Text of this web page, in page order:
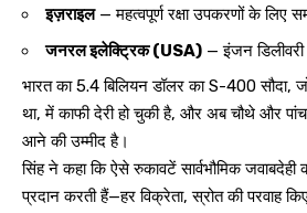
इज़राइल— महत्वपूर्ण रक्षा उपकरणों के लिए
जनरल इलेक्ट्रिक (USA) — इंजन
भारत का 5.4 बिलियन डॉलर का S-400 सौदा,
था, में काफी देरी हो चुकी है, और अब चौथे और
आने की उम्मीद है।
सिंह ने कहा कि ऐसे रुकावटें सार्वभौमिक
प्रदान करती हैं—हर विक्रेता, स्रोत की परवाह